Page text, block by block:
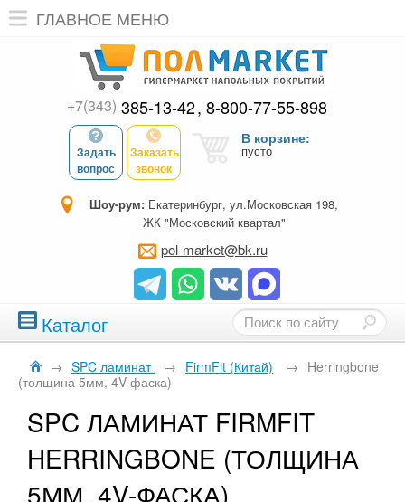
ГЛАВНОЕ МЕНЮ
+7(343) 385-13-42 8-800-77-55-898
Задать
вопрос
Заказать
звонок
В корзине:
пусто
Шоу-рум: Екатеринбург, ул.Московская 198,
ЖК "Московский квартал"
pol-market@bk.ru
Каталог
→ SPC ламинат → FirmFit (Китай) → Herringbone
(толщина 5мм, 4V-фаска)
SPC ЛАМИНАТ FIRMFIT
HERRINGBONE (ТОЛЩИНА
5ММ, 4V-ФАСКА)